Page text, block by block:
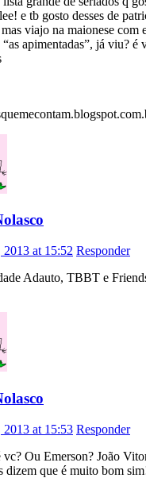
e tb gosto desses de
viajo na maionese com
apimentadas”, já viu? é
2013 at 15:52 Responder
Adauto, TBBT e
2013 at 15:53 Responder
Ou Emerson? João
dizem que é muito bom